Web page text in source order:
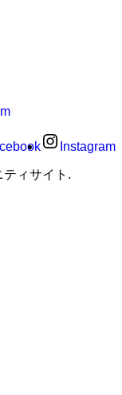
Instagram
ィサイト.